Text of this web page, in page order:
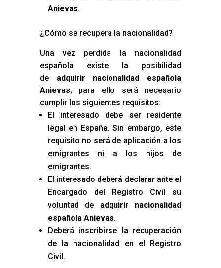
Anievas.
¿Cómo se recupera la nacionalidad?
Una vez perdida la nacionalidad
española existe la posibilidad
de adquirir nacionalidad española
Anievas; para ello será necesario
cumplir los siguientes requisitos:
El interesado debe ser residente
legal en España. Sin embargo, este
requisito no será de aplicación a los
emigrantes ni a los hijos de
emigrantes.
El interesado deberá declarar ante el
Encargado del Registro Civil su
voluntad de adquirir nacionalidad
española Anievas.
Deberá inscribirse la recuperación
de la nacionalidad en el Registro
Civil.